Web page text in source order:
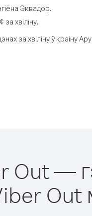
Эквадор.
хвіліну.
за хвіліну ў краіну
Out —